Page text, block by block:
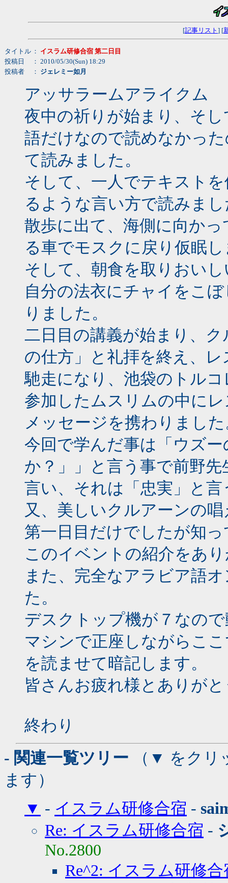
[記事リスト ] [
タイトル ： イスラム研修合宿 第二日目
投稿日
： 2010/05/30(Sun) 18:29
投稿者
： ジェレミー如月
アッサラームアライクム
夜中の祈りが始まり、そ
語だけなので読めなかっ
て読みました。
そして、一人でテキスト
るような言い方で読みま
散歩に出て、海側に向か
る車でモスクに戻り仮眠
そして、朝食を取りおい
自分の法衣にチャイをこ
りました。
二日目の講義が始まり、
の仕方」と礼拝を終え、
馳走になり、池袋のトル
参加したムスリムの中に
メッセージを携わりまし
今回で学んだ事は「ウズ
か？」」と言う事で前野
言い、それは「忠実」と
又、美しいクルアーンの
第一日目だけでしたが知
このイベントの紹介をあ
また、完全なアラビア語
た。
デスクトップ機が７なの
マシンで正座しながらこ
を読ませて暗記します。
皆さんお疲れ様とありが
終わり
- 関連一覧ツリー （▼ をクリ
ます）
▼ - イスラム研修合宿 -
Re: イスラム研修合宿 -
No.2800
Re^2: イスラム研修合